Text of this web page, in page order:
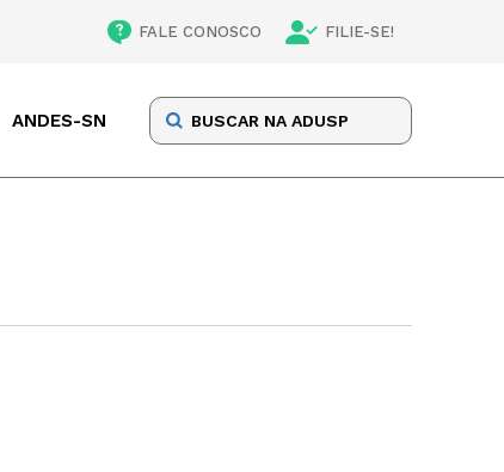
FALE CONOSCO FILIE-SE!
ANDES-SN